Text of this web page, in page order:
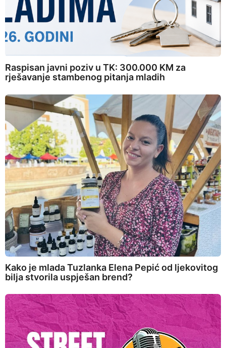
Raspisan javni poziv u TK: 300.000 KM za
rješavanje stambenog pitanja mladih
Kako je mlada Tuzlanka Elena Pepić od ljekovitog
bilja stvorila uspješan brend?